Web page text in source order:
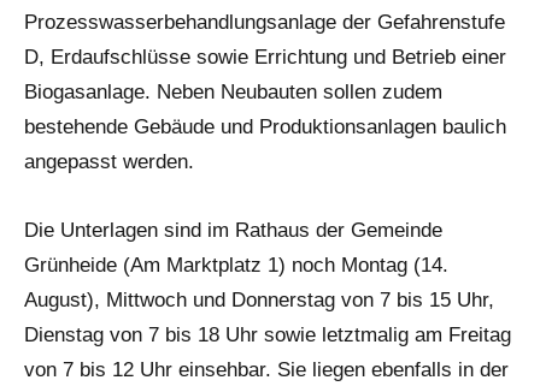
Prozesswasserbehandlungsanlage der Gefahrenstufe
D, Erdaufschlüsse sowie Errichtung und Betrieb einer
Biogasanlage. Neben Neubauten sollen zudem
bestehende Gebäude und Produktionsanlagen baulich
angepasst werden.
Die Unterlagen sind im Rathaus der Gemeinde
Grünheide (Am Marktplatz 1) noch Montag (14.
August), Mittwoch und Donnerstag von 7 bis 15 Uhr,
Dienstag von 7 bis 18 Uhr sowie letztmalig am Freitag
von 7 bis 12 Uhr einsehbar. Sie liegen ebenfalls in der